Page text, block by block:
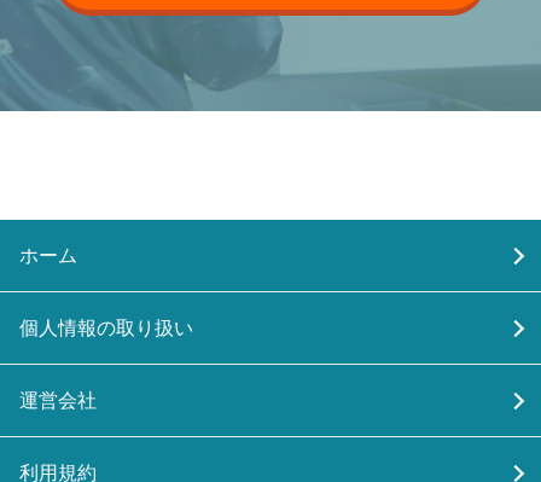
ホーム
個人情報の取り扱い
運営会社
利用規約